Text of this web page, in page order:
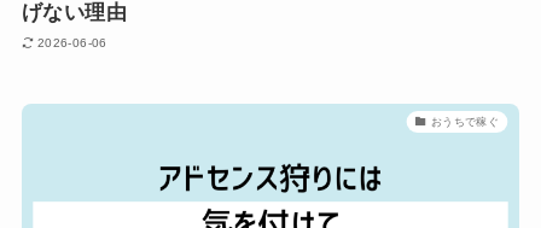
げない理由
2026-06-06
おうちで稼ぐ